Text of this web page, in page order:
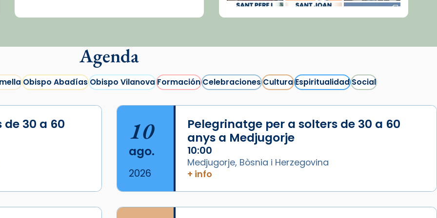
Cargar más...
Agenda
Obispo AbadíasObispo VilanovaFormaciónCelebracionesCulturaEspiritualidadSocial
30 a 60
10
ago.
2026
Pelegrinatge per a solters de 30 a 60
anys a Medjugorje
10:00
Medjugorje, Bòsnia i Herzegovina
+ info